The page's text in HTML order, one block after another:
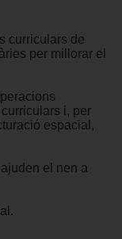
curriculars de
per millorar el
i, per
espacial,
el nen a